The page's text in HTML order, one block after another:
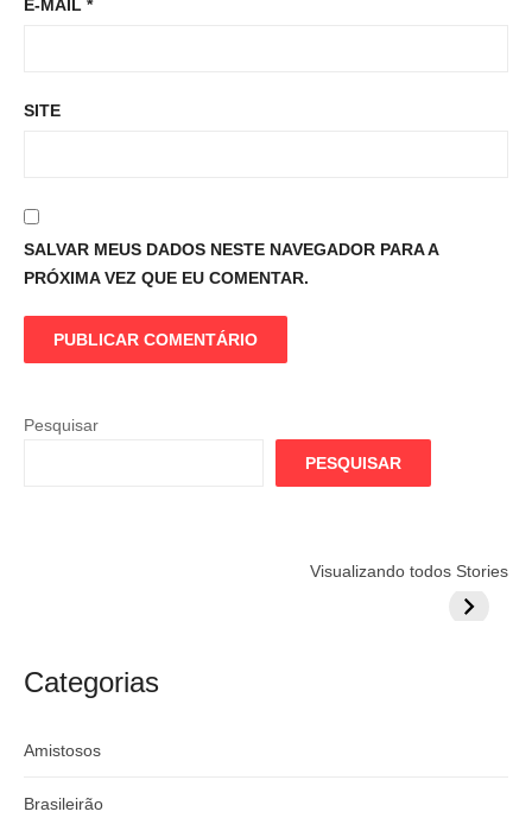
E-MAIL *
SITE
SALVAR MEUS DADOS NESTE NAVEGADOR PARA A
PRÓXIMA VEZ QUE EU COMENTAR.
Pesquisar
PESQUISAR
Visualizando todos Stories
argentino
Globo quer
Lesão
do
Categorias
Amistosos
Brasileirão